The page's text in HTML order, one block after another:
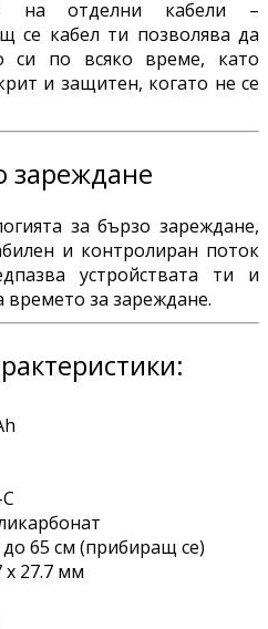
на отделни кабели –
се кабел ти позволява да
си по всяко време, като
и защитен, когато не се
зареждане
за бързо зареждане,
и контролиран поток
устройствата ти и
за зареждане.
65 см (прибиращ се)
x 27.7 мм